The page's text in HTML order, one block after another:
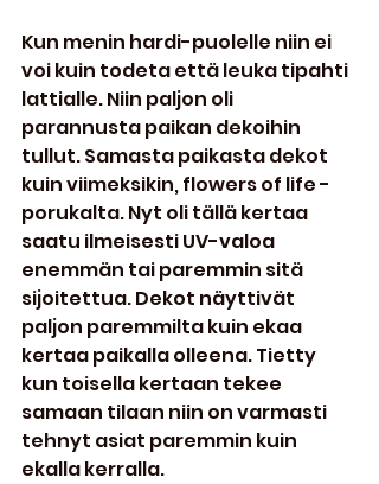
Kun menin hardi-puolelle niin ei
voi kuin todeta että leuka tipahti
lattialle. Niin paljon oli
parannusta paikan dekoihin
tullut. Samasta paikasta dekot
kuin viimeksikin, flowers of life -
porukalta. Nyt oli tällä kertaa
saatu ilmeisesti UV-valoa
enemmän tai paremmin sitä
sijoitettua. Dekot näyttivät
paljon paremmilta kuin ekaa
kertaa paikalla olleena. Tietty
kun toisella kertaan tekee
samaan tilaan niin on varmasti
tehnyt asiat paremmin kuin
ekalla kerralla.